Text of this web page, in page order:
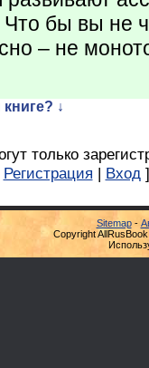
бы вы не
– не
↓
только
Регистрация | Вход ]
Sitemap-
Copyright